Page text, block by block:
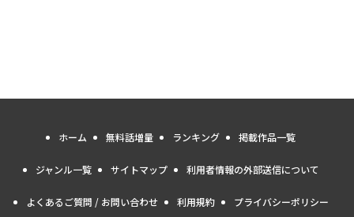
ホーム 無料話増量 ランキング 掲載作品一覧
ジャンル一覧 サイトマップ 利用者情報の外部送信について
よくあるご質問 / お問い合わせ 利用規約 プライバシーポリシー